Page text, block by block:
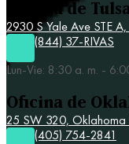
Oficina de
2930 S Yale Ave STE A,
(844) 37-RIVAS
Lun-Vie: 8:30 a. m. -
Oficina de
25 SW 320,
(405) 754-2841